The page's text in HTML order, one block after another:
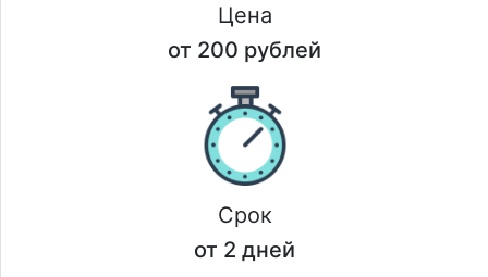
Цена
от 200 рублей
Срок
от 2 дней